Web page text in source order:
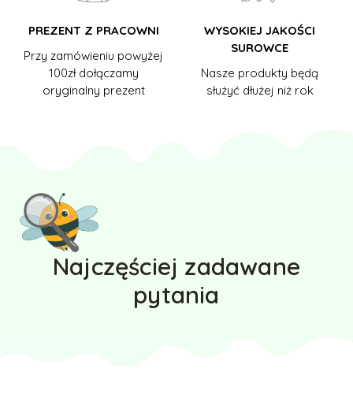
PREZENT Z PRACOWNI
Przy zamówieniu powyżej
100zł dołączamy
oryginalny prezent
WYSOKIEJ JAKOŚCI
SUROWCE
Nasze produkty będą
służyć dłużej niż rok
Najczęściej zadawane
pytania